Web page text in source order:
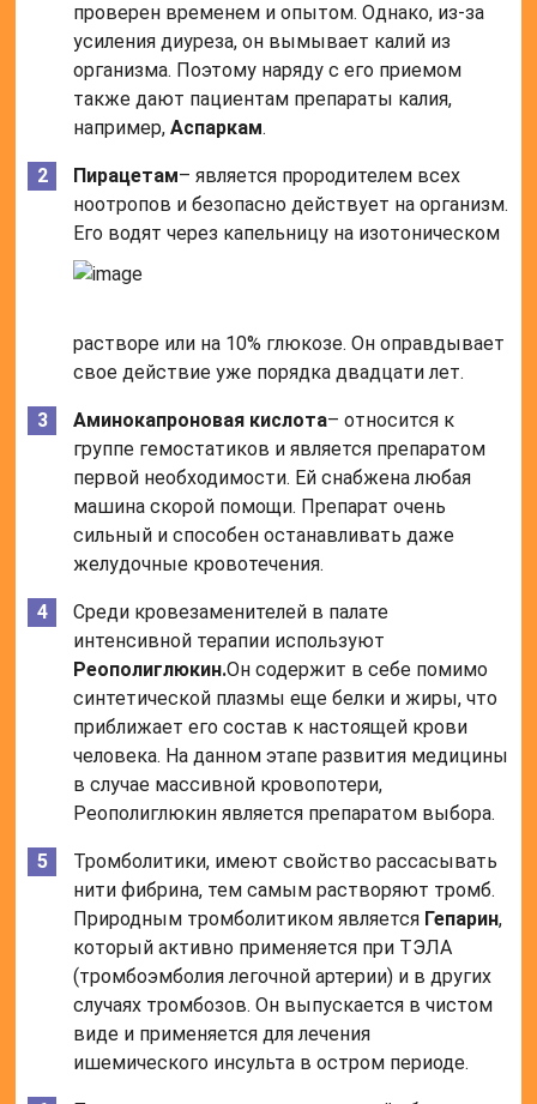
проверен временем и опытом. Однако, из-за
усиления диуреза, он вымывает калий из
организма. Поэтому наряду с его приемом
также дают пациентам препараты калия,
например,Аспаркам.
Пирацетам– является прородителем всех
ноотропов и безопасно действует на организм.
Его водят через капельницу на изотоническом
растворе или на 10% глюкозе. Он оправдывает
свое действие уже порядка двадцати лет.
Аминокапроновая кислота– относится к
группе гемостатиков и является препаратом
первой необходимости. Ей снабжена любая
машина скорой помощи. Препарат очень
сильный и способен останавливать даже
желудочные кровотечения.
Среди кровезаменителей в палате
интенсивной терапии используют
Реополиглюкин.Он содержит в себе помимо
синтетической плазмы еще белки и жиры, что
приближает его состав к настоящей крови
человека. На данном этапе развития медицины
в случае массивной кровопотери,
Реополиглюкин является препаратом выбора.
Тромболитики, имеют свойство рассасывать
нити фибрина, тем самым растворяют тромб.
Природным тромболитиком является Гепарин,
который активно применяется при ТЭЛА
(тромбоэмболия легочной артерии) и в других
случаях тромбозов. Он выпускается в чистом
виде и применяется для лечения
ишемического инсульта в остром периоде.